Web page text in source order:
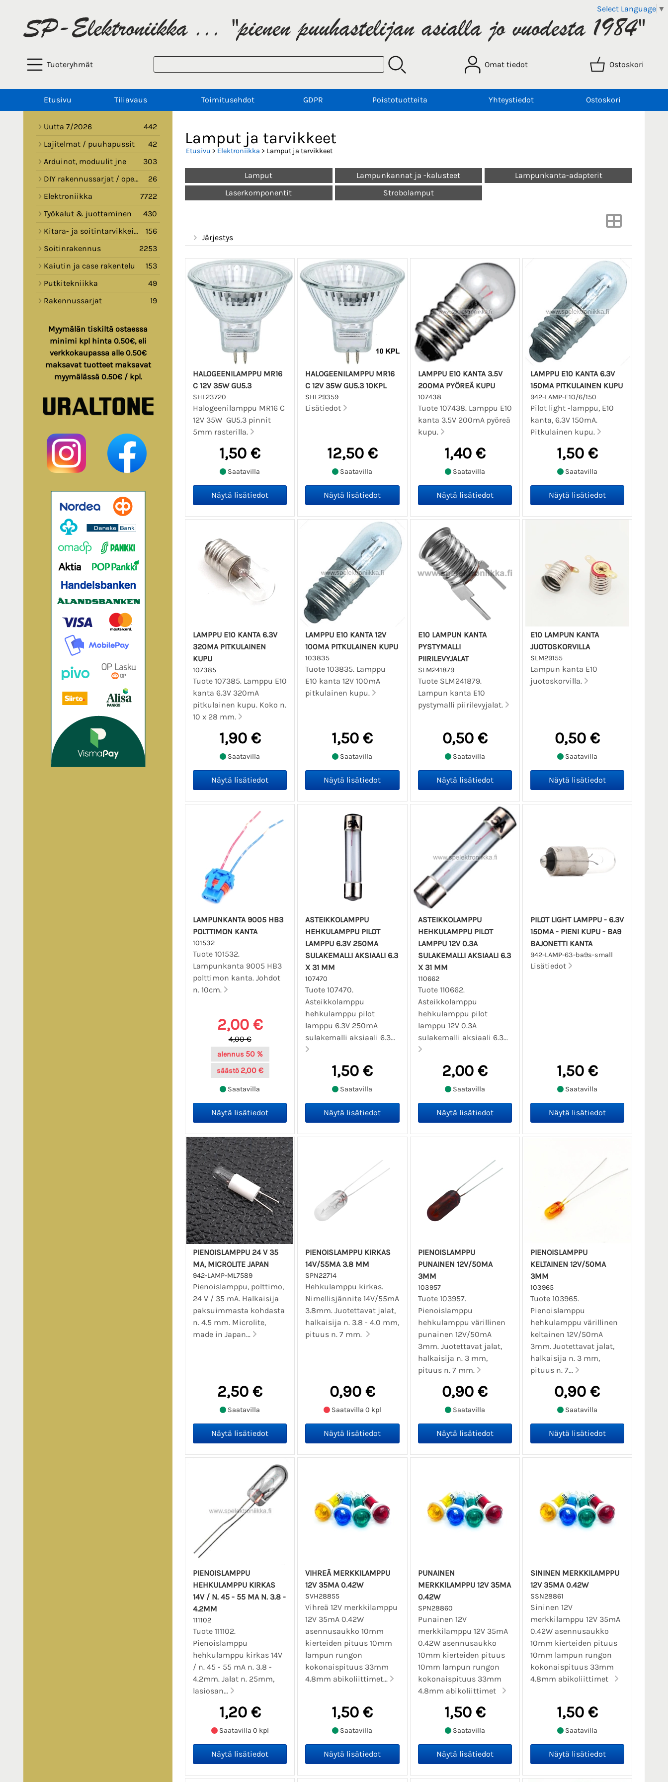
Select Language ▼
Tuoteryhmät Omat tiedot Ostoskori
Etusivu Tiliavaus Toimitusehdot GDPR Poistotuotteita Yhteystiedot Ostoskori
Uutta 7/2026
442
Lajitelmat / puuhapussit
42
Arduinot, moduulit jne
303
DIY rakennussarjat / opetussarjat
26
Elektroniikka
7722
Työkalut & juottaminen
430
Kitara- ja soitintarvikkeita
156
Soitinrakennus
2253
Kaiutin ja case rakentelu
153
Putkitekniikka
49
Rakennussarjat
19
Myymälän tiskiltä ostaessa
minimi kpl hinta 0.50€, eli
verkkokaupassa alle 0.50€
maksavat tuotteet maksavat
myymälässä 0.50€ / kpl.
Lamput ja tarvikkeet
Etusivu > Elektroniikka > Lamput ja tarvikkeet
Lamput Lampunkannat ja -kalusteet
Lampunkanta-adapterit
Laserkomponentit
Strobolamput
Järjestys
HALOGEENILAMPPU MR16
C 12V 35W GU5.3
SHL23720
Halogeenilamppu MR16 C
12V 35W GU5.3 pinnit
5mm rasterilla.
1,50 €
Saatavilla
HALOGEENILAMPPU MR16
C 12V 35W GU5.3 10KPL
SHL29359
Lisätiedot
12,50 €
Saatavilla
LAMPPU E10 KANTA 3.5V
200MA PYÖREÄ KUPU
107438
Tuote 107438. Lamppu E10
kanta 3.5V 200mA pyöreä
kupu.
1,40 €
Saatavilla
LAMPPU E10 KANTA 6.3V
150MA PITKULAINEN KUPU
942-LAMP-E10/6/150
Pilot light -lamppu, E10
kanta, 6.3V 150mA.
Pitkulainen kupu.
1,50 €
Saatavilla
LAMPPU E10 KANTA 6.3V
320MA PITKULAINEN
KUPU
107385
Tuote 107385. Lamppu E10
kanta 6.3V 320mA
pitkulainen kupu. Koko n.
10 x 28 mm.
1,90 €
Saatavilla
LAMPPU E10 KANTA 12V
100MA PITKULAINEN KUPU
103835
Tuote 103835. Lamppu
E10 kanta 12V 100mA
pitkulainen kupu.
1,50 €
Saatavilla
E10 LAMPUN KANTA
PYSTYMALLI
PIIRILEVYJALAT
SLM241879
Tuote SLM241879.
Lampun kanta E10
pystymalli piirilevyjalat.
0,50 €
Saatavilla
E10 LAMPUN KANTA
JUOTOSKORVILLA
SLM29155
Lampun kanta E10
juotoskorvilla.
0,50 €
Saatavilla
LAMPUNKANTA 9005 HB3
POLTTIMON KANTA
101532
Tuote 101532.
Lampunkanta 9005 HB3
polttimon kanta. Johdot
n. 10cm.
2,00 €
4,00 €
alennus 50 %
säästö 2,00 €
Saatavilla
ASTEIKKOLAMPPU
HEHKULAMPPU PILOT
LAMPPU 6.3V 250MA
SULAKEMALLI AKSIAALI 6.3
X 31 MM
107470
Tuote 107470.
Asteikkolamppu
hehkulamppu pilot
lamppu 6.3V 250mA
sulakemalli aksiaali 6.3...
1,50 €
Saatavilla
ASTEIKKOLAMPPU
HEHKULAMPPU PILOT
LAMPPU 12V 0.3A
SULAKEMALLI AKSIAALI 6.3
X 31 MM
110662
Tuote 110662.
Asteikkolamppu
hehkulamppu pilot
lamppu 12V 0.3A
sulakemalli aksiaali 6.3...
2,00 €
Saatavilla
PILOT LIGHT LAMPPU - 6.3V
150MA - PIENI KUPU - BA9
BAJONETTI KANTA
942-LAMP-63-ba9s-small
Lisätiedot
1,50 €
Saatavilla
PIENOISLAMPPU 24 V 35
MA, MICROLITE JAPAN
942-LAMP-ML7589
Pienoislamppu, polttimo,
24 V / 35 mA. Halkaisija
paksuimmasta kohdasta
n. 4.5 mm. Microlite,
made in Japan...
2,50 €
Saatavilla
PIENOISLAMPPU KIRKAS
14V/55MA 3.8 MM
SPN22714
Hehkulamppu kirkas.
Nimellisjännite 14V/55mA
3.8mm. Juotettavat jalat,
halkaisija n. 3.8 - 4.0 mm,
pituus n. 7 mm.
0,90 €
Saatavilla 0 kpl
PIENOISLAMPPU
PUNAINEN 12V/50MA
3MM
103957
Tuote 103957.
Pienoislamppu
hehkulamppu värillinen
punainen 12V/50mA
3mm. Juotettavat jalat,
halkaisija n. 3 mm,
pituus n. 7 mm.
0,90 €
Saatavilla
PIENOISLAMPPU
KELTAINEN 12V/50MA
3MM
103965
Tuote 103965.
Pienoislamppu
hehkulamppu värillinen
keltainen 12V/50mA
3mm. Juotettavat jalat,
halkaisija n. 3 mm,
pituus n. 7...
0,90 €
Saatavilla
PIENOISLAMPPU
HEHKULAMPPU KIRKAS
14V / N. 45 - 55 MA N. 3.8 -
4.2MM
111102
Tuote 111102.
Pienoislamppu
hehkulamppu kirkas 14V
/ n. 45 - 55 mA n. 3.8 -
4.2mm. Jalat n. 25mm,
lasiosan...
1,20 €
Saatavilla 0 kpl
VIHREÄ MERKKILAMPPU
12V 35MA 0.42W
SVH28855
Vihreä 12V merkkilamppu
12V 35mA 0.42W
asennusaukko 10mm
kierteiden pituus 10mm
lampun rungon
kokonaispituus 33mm
4.8mm abikoliittimet...
1,50 €
Saatavilla
PUNAINEN
MERKKILAMPPU 12V 35MA
0.42W
SPN28860
Punainen 12V
merkkilamppu 12V 35mA
0.42W asennusaukko
10mm kierteiden pituus
10mm lampun rungon
kokonaispituus 33mm
4.8mm abikoliittimet
1,50 €
Saatavilla
SININEN MERKKILAMPPU
12V 35MA 0.42W
SSN28861
Sininen 12V
merkkilamppu 12V 35mA
0.42W asennusaukko
10mm kierteiden pituus
10mm lampun rungon
kokonaispituus 33mm
4.8mm abikoliittimet
1,50 €
Saatavilla